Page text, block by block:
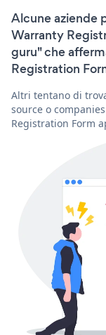
Alcune aziende
Warranty
guru" che
Registration
Altri tentano di
source o
Registration Form